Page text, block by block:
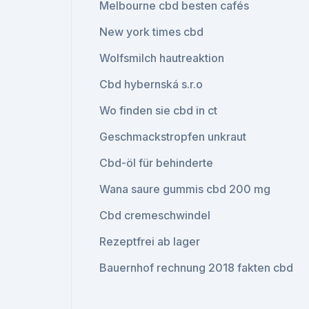
Melbourne cbd besten cafés
New york times cbd
Wolfsmilch hautreaktion
Cbd hybernská s.r.o
Wo finden sie cbd in ct
Geschmackstropfen unkraut
Cbd-öl für behinderte
Wana saure gummis cbd 200 mg
Cbd cremeschwindel
Rezeptfrei ab lager
Bauernhof rechnung 2018 fakten cbd